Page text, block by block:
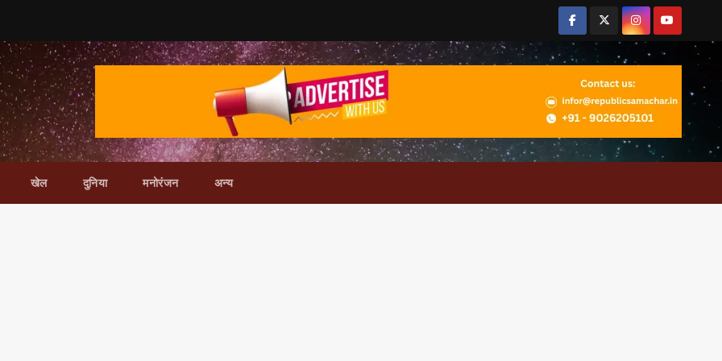
खेल दुनिया मनोरंजन अन्य